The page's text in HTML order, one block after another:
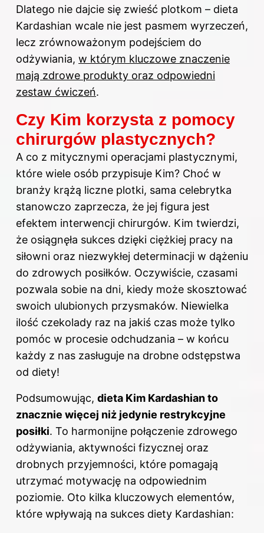
Dlatego nie dajcie się zwieść plotkom – dieta
Kardashian wcale nie jest pasmem wyrzeczeń,
lecz zrównoważonym podejściem do
odżywiania, w którym kluczowe znaczenie
mają zdrowe produkty oraz odpowiedni
zestaw ćwiczeń.
Czy Kim korzysta z pomocy
chirurgów plastycznych?
A co z mitycznymi operacjami plastycznymi,
które wiele osób przypisuje Kim? Choć w
branży krążą liczne plotki, sama celebrytka
stanowczo zaprzecza, że jej figura jest
efektem interwencji chirurgów. Kim twierdzi,
że osiągnęła sukces dzięki ciężkiej pracy na
siłowni oraz niezwykłej determinacji w dążeniu
do zdrowych posiłków. Oczywiście, czasami
pozwala sobie na dni, kiedy może skosztować
swoich ulubionych przysmaków. Niewielka
ilość czekolady raz na jakiś czas może tylko
pomóc w procesie odchudzania – w końcu
każdy z nas zasługuje na drobne odstępstwa
od diety!
Podsumowując, dieta Kim Kardashian to
znacznie więcej niż jedynie restrykcyjne
posiłki. To harmonijne połączenie zdrowego
odżywiania, aktywności fizycznej oraz
drobnych przyjemności, które pomagają
utrzymać motywację na odpowiednim
poziomie. Oto kilka kluczowych elementów,
które wpływają na sukces diety Kardashian: